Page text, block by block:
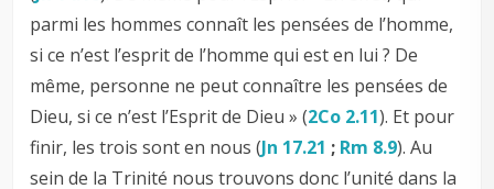
parmi les hommes connaît les pensées de l’homme,
si ce n’est l’esprit de l’homme qui est en lui ? De
même, personne ne peut connaître les pensées de
Dieu, si ce n’est l’Esprit de Dieu » (2Co 2.11). Et pour
finir, les trois sont en nous (Jn 17.21 ; Rm 8.9). Au
sein de la Trinité nous trouvons donc l’unité dans la